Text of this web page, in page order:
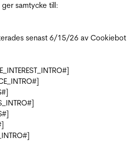
samtycke till:
senast 6/15/26 av Cookiebot